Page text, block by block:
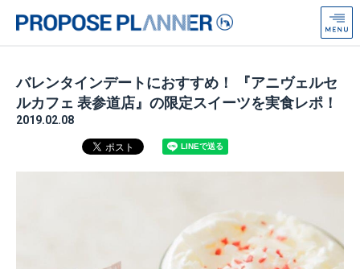
ロ
ズ
プ
ン
Anniversaire
バレンタインデートにおすすめ！ 『アニヴェルセ
ルカフェ 表参道店』の限定スイーツを実食レポ！
2019.02.08